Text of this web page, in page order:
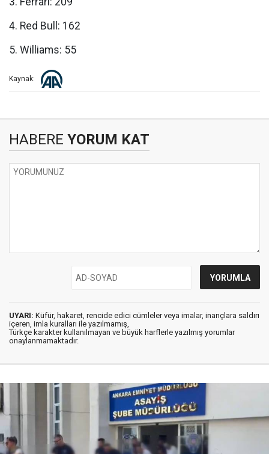
4. Red Bull: 162
5. Williams: 55
Kaynak:
HABERE YORUM KAT
UYARI: Küfür, hakaret, rencide edici cümleler veya imalar, inançlara saldırı
içeren, imla kuralları ile yazılmamış,
Türkçe karakter kullanılmayan ve büyük harflerle yazılmış yorumlar
onaylanmamaktadır.